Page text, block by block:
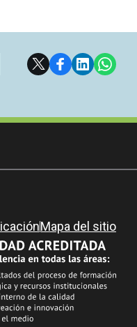
Mapa del sitio